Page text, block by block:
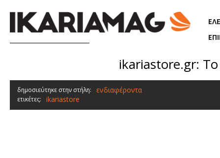
ikariastore.gr: Το
δημοσιεύτηκε στην στήλη: ενδιαφέροντα
ετικέτες: ikariastore